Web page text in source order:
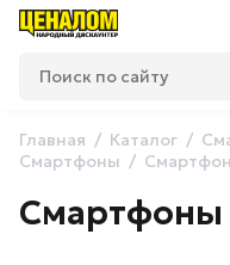
Главная Каталог
Смартфоны
Смартфоны